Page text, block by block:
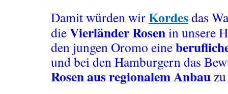
Damit würden wirKordesdas
dieVierländer Rosenin unsere
den jungen Oromo eine
und bei den Hamburgern das
Rosen aus regionalem Anbau